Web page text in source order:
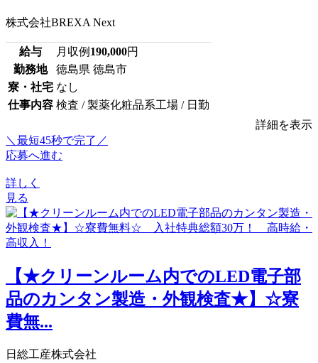
株式会社BREXA Next
給与 月収例 190,000円
勤務地
徳島県 徳島市
寮・社宅 なし
仕事内容 検査 / 製薬化粧品系工場 / 日勤
詳細を表示
＼最短45秒で完了／
応募へ進む
詳しく
見る
【★クリーンルーム内でのLED電子部
品のカンタン製造・外観検査★】☆寮
費無...
日総工産株式会社